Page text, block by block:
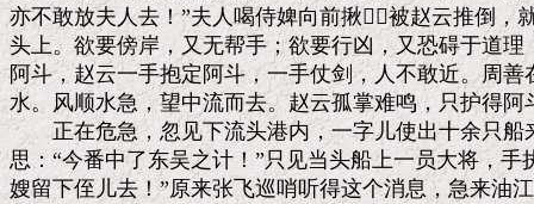
亦不敢放夫人去！”夫人喝侍婢向前揪，被赵云推倒，
头上。欲要傍岸，又无帮手；欲要行凶，又恐碍于道
阿斗，赵云一手抱定阿斗，一手仗剑，人不敢近。周
水。风顺水急，望中流而去。赵云孤掌难鸣，只护得阿
正在危急，忽见下流头港内，一字儿使出十余只船
思：“今番中了东吴之计！”只见当头船上一员大将，手
嫂留下侄儿去！”原来张飞巡哨听得这个消息，急来油